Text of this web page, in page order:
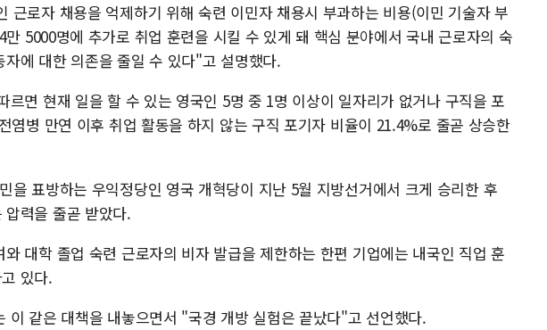
근로자 채용을 억제하기 위해 숙련 이민자 채용시 부과하는 비용(이민 기술자 부
5000명에 추가로 취업 훈련을 시킬 수 있게 돼 핵심 분야에서 국내 근로자의 숙
자에 대한 의존을 줄일 수 있다"고 설명했다.
르면 현재 일을 할 수 있는 영국인 5명 중 1명 이상이 일자리가 없거나 구직을 포
염병 만연 이후 취업 활동을 하지 않는 구직 포기자 비율이 21.4%로 줄곧 상승한
을 표방하는 우익정당인 영국 개혁당이 지난 5월 지방선거에서 크게 승리한 후
력을 줄곧 받았다.
대학 졸업 숙련 근로자의 비자 발급을 제한하는 한편 기업에는 내국인 직업 훈
있다.
이 같은 대책을 내놓으면서 "국경 개방 실험은 끝났다"고 선언했다.